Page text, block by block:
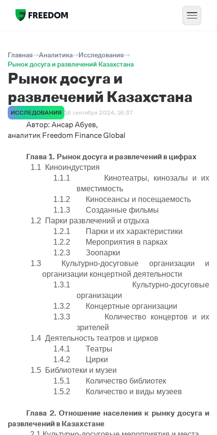
Главная Аналитика
Исследования
Рынок досуга и развлечений Казахстана
Рынок досуга и
развлечений Казахстана
ИССЛЕДОВАНИЯ 16 сентября 2024, 16:37
Автор: Ансар Абуев,
аналитик Freedom Finance Global
Глава 1. Рынок досуга и развлечений в цифрах
1.1 Киноиндустрия
1.1.1 Кинотеатры, кинозалы и их
вместимость
1.1.2 Киносеансы и посещаемость
1.1.3 Созданные фильмы
1.2 Парки развлечений и отдыха
1.2.1 Парки и их характеристики
1.2.2 Мероприятия в парках
1.2.3 Зоопарки
1.3 Культурно-досуговые организации и
организации концертной деятельности
1.3.1 Культурно-досуговые
организации
1.3.2 Концертные организации
1.3.3 Количество концертов и их
зрителей
1.4 Деятельность театров и цирков
1.4.1 Театры
1.4.2 Цирки
1.5 Библиотеки и музеи
1.5.1 Количество библиотек
1.5.2 Количество и виды музеев
Глава 2. Отношение населения к рынку досуга и
развлечений в Казахстане